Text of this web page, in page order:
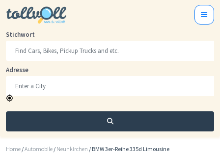
Stichwort
Adresse
Suchen
Home /Automobile / Neunkirchen / BMW 3er-Reihe 335d Limousine